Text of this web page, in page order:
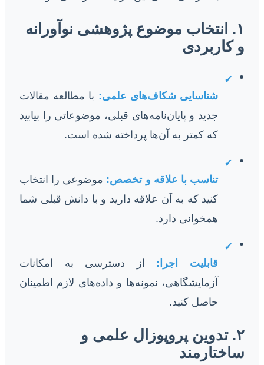
۱. انتخاب موضوع پژوهشی نوآورانه
و کاربردی
✓
شناسایی شکاف‌های علمی: با مطالعه مقالات
جدید و پایان‌نامه‌های قبلی، موضوعاتی را بیابید
که کمتر به آن‌ها پرداخته شده است.
✓
تناسب با علاقه و تخصص: موضوعی را انتخاب
کنید که به آن علاقه دارید و با دانش قبلی شما
همخوانی دارد.
✓
قابلیت اجرا: از دسترسی به امکانات
آزمایشگاهی، نمونه‌ها و داده‌های لازم اطمینان
حاصل کنید.
۲. تدوین پروپوزال علمی و
ساختارمند